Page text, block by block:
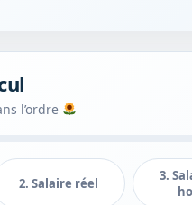
l’ordre
2. Salaire réel
3.